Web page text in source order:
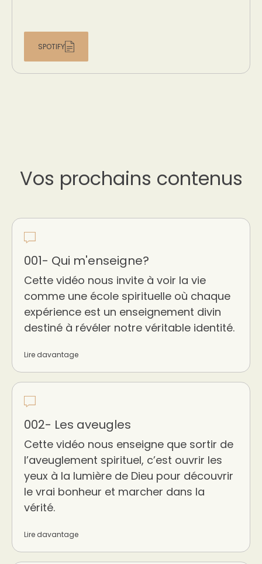
SPOTIFY
Vos prochains contenus
001- Qui m'enseigne?
Cette vidéo nous invite à voir la vie
comme une école spirituelle où chaque
expérience est un enseignement divin
destiné à révéler notre véritable identité.
Lire davantage
002- Les aveugles
Cette vidéo nous enseigne que sortir de
l’aveuglement spirituel, c’est ouvrir les
yeux à la lumière de Dieu pour découvrir
le vrai bonheur et marcher dans la
vérité.
Lire davantage